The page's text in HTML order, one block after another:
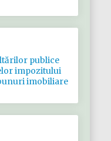
publice
impozitului
imobiliare